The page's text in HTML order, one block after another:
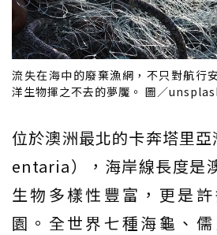
流失在海中的廢棄漁網，不只對航行
洋生物揮之不去的夢魘。 圖／
位於澳洲最北的卡奔塔里
entaria），海岸線長度是
生物多樣性豐富，更是
園。全世界七種海龜、